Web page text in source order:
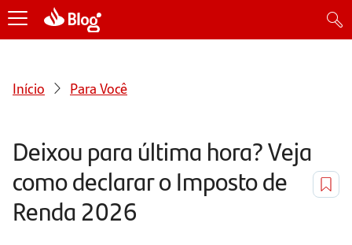
Início Para Você
Deixou para última hora? Veja
como declarar o Imposto de
Renda 2026